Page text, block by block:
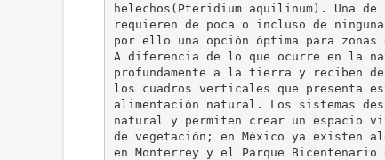
helechos(Pteridium aquilinum). Una
requieren de poca o incluso de
por ello una opción óptima para
A diferencia de lo que ocurre en la
profundamente a la tierra y reciben
los cuadros verticales que presenta
alimentación natural. Los sistemas
natural y permiten crear un espacio
de vegetación; en México ya existen
en Monterrey y el Parque Bicentenario